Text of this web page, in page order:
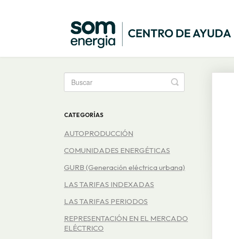
Toggle
Search
CATEGORÍAS
AUTOPRODUCCIÓN
COMUNIDADES ENERGÉTICAS
GURB (Generación eléctrica urbana)
LAS TARIFAS INDEXADAS
LAS TARIFAS PERIODOS
REPRESENTACIÓN EN EL MERCADO
ELÉCTRICO